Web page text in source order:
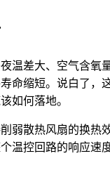
差大、空气含
缩短。说白了
如何落地。
散热风扇的换
控回路的响应